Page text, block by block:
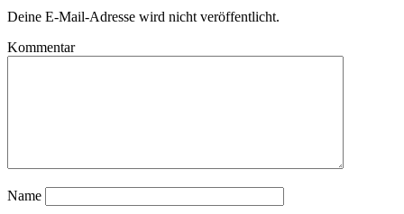
Deine E-Mail-Adresse wird nicht veröffentlicht.
Kommentar
Name